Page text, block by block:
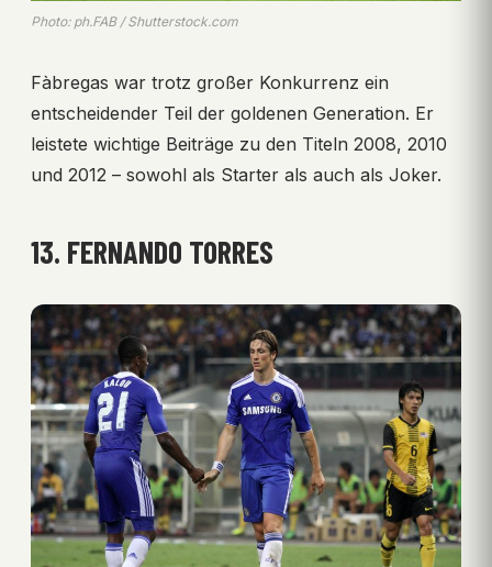
Photo: ph.FAB / Shutterstock.com
Fàbregas war trotz großer Konkurrenz ein
entscheidender Teil der goldenen Generation. Er
leistete wichtige Beiträge zu den Titeln 2008, 2010
und 2012 – sowohl als Starter als auch als Joker.
13. FERNANDO TORRES